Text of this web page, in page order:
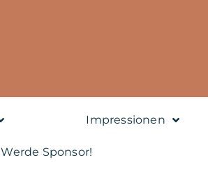
Impressionen
Werde Sponsor!